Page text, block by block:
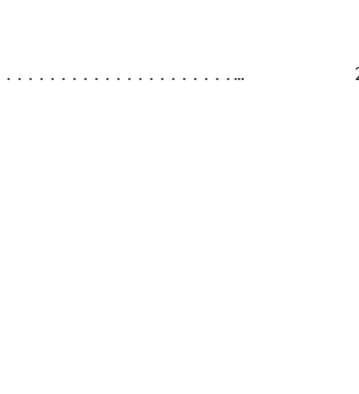
武汉市存量住宅用地信息................................................................................